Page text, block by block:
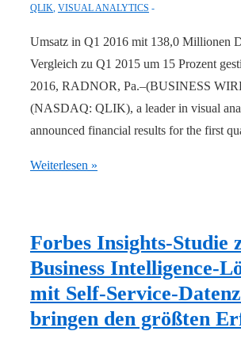
vor
QLIK, VISUAL ANALYTICS
Umsatz in Q1 2016 mit 138,0 Millionen
Vergleich zu Q1 2015 um 15 Prozent
2016, RADNOR, Pa.–(BUSINESS
(NASDAQ: QLIK), a leader in visual
announced financial results for the first
Qlik
für
erstes
Quartal
2016
Weiterlesen »
Forbes Insights-Studie
Business Intelligence-
mit Self-Service-
bringen den größten